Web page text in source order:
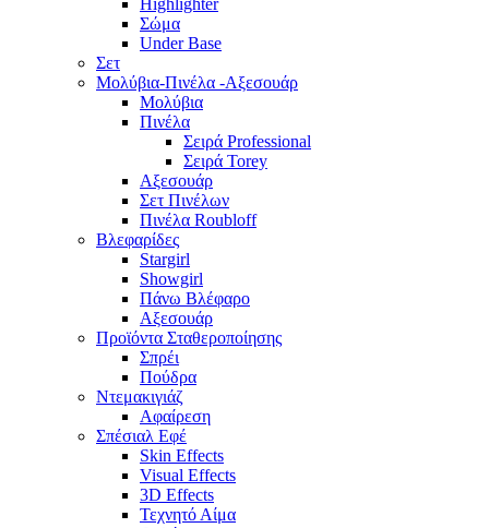
Highlighter
Σώμα
Under Base
Σετ
Μολύβια-Πινέλα -Αξεσουάρ
Μολύβια
Πινέλα
Σειρά Professional
Σειρά Torey
Αξεσουάρ
Σετ Πινέλων
Πινέλα Roubloff
Βλεφαρίδες
Stargirl
Showgirl
Πάνω Βλέφαρο
Αξεσουάρ
Προϊόντα Σταθεροποίησης
Σπρέι
Πούδρα
Ντεμακιγιάζ
Αφαίρεση
Σπέσιαλ Εφέ
Skin Effects
Visual Effects
3D Effects
Τεχνητό Αίμα